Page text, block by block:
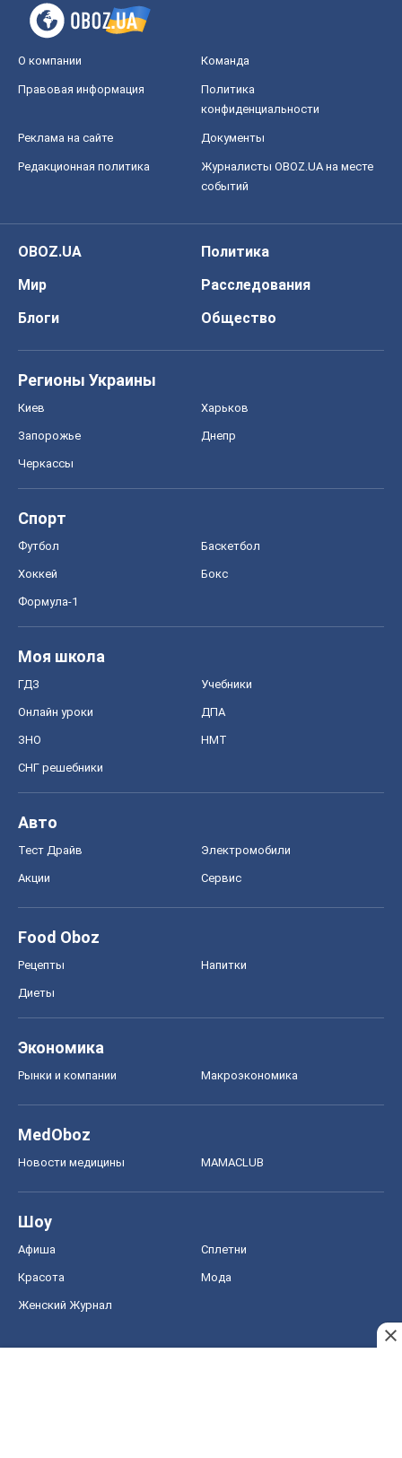
О компании Команда
Правовая информация
Политика
конфиденциальности
Реклама на сайте Документы
Редакционная политика
Журналисты OBOZ.UA на месте
событий
OBOZ.UA
Политика
Мир
Расследования
Блоги
Общество
Регионы Украины
Киев Харьков
Запорожье Днепр
Черкассы
Спорт
Футбол Баскетбол
Хоккей Бокс
Формула-1
Моя школа
ГДЗ Учебники
Онлайн уроки ДПА
ЗНО НМТ
СНГ решебники
Авто
Тест Драйв Электромобили
Акции Сервис
Food Oboz
Рецепты Напитки
Диеты
Экономика
Рынки и компании Mакроэкономика
MedOboz
Новости медицины MAMACLUB
Шоу
Афиша Сплетни
Красота Мода
Женский Журнал